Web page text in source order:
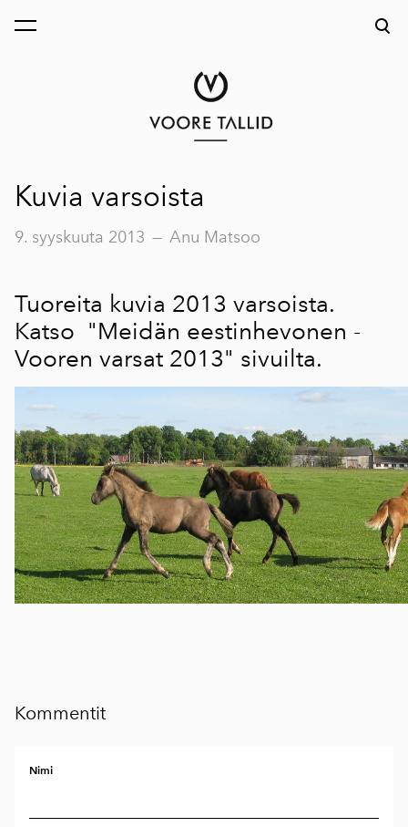
on lisätty ostoskoriin.
Kuvia varsoista
9. syyskuuta 2013 — Anu Matsoo
Tuoreita kuvia 2013 varsoista.
Katso "Meidän eestinhevonen -
Vooren varsat 2013" sivuilta.
Kommentit
Nimi